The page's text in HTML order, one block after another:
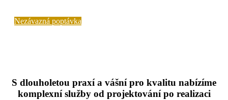
Nezávazná poptávka
S dlouholetou praxí a vášní pro kvalitu nabízíme
komplexní služby od projektování po realizaci